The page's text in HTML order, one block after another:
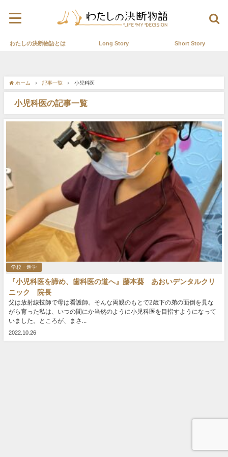
わたしの決断物語とは Long Story Short Story
ホーム 記事一覧 小児科医
小児科医の記事一覧
学校・進学
『小児科医を諦め、歯科医の道へ』藤本葵 あおいデンタルクリ
ニック 院長
父は放射線技師で母は看護師。そんな両親のもとで2歳下の弟の面倒を見な
がら育った私は、いつの間にか当然のように小児科医を目指すようになって
いました。ところが、まさ...
2022.10.26